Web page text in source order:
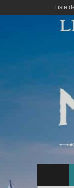
Liste